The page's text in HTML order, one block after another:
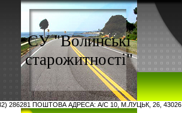
СУ "Волинські
старожитності"
286281 ПОШТОВА АДРЕСА: А/С 10, М.ЛУЦЬК, 26, 43026